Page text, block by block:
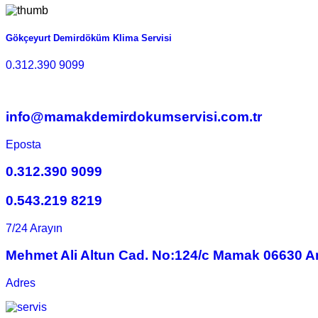
Gökçeyurt Demirdöküm Klima Servisi
0.312.390 9099
info@mamakdemirdokumservisi.com.tr
Eposta
0.312.390 9099
0.543.219 8219
7/24 Arayın
Mehmet Ali Altun Cad. No:124/c Mamak 06630
Adres